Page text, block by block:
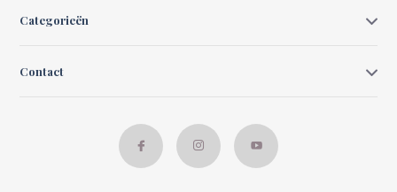
Categorieën
Contact